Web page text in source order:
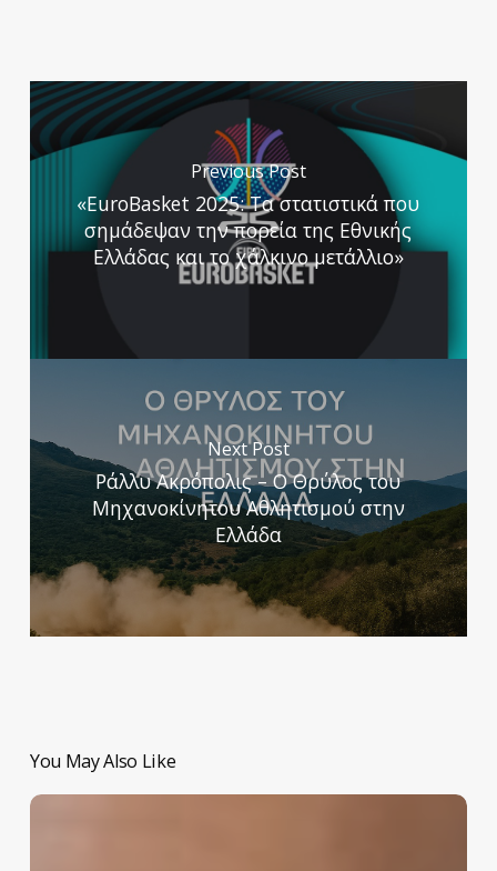
Previous Post
«EuroBasket 2025: Τα στατιστικά που
σημάδεψαν την πορεία της Εθνικής
Ελλάδας και το χάλκινο μετάλλιο»
Next Post
Ράλλυ Ακρόπολις – Ο Θρύλος του
Μηχανοκίνητου Αθλητισμού στην
Ελλάδα
You May Also Like